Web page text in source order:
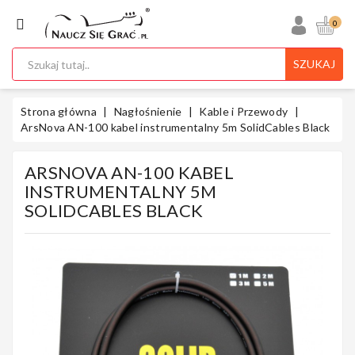
KATEGORIA
Ukulele
Gitary
Klawiszowe
0
SZUKAJ
Strona główna Nagłośnienie
Kable i Przewody
ArsNova AN-100 kabel instrumentalny 5m SolidCables Black
ARSNOVA AN-100 KABEL
INSTRUMENTALNY 5M
SOLIDCABLES BLACK